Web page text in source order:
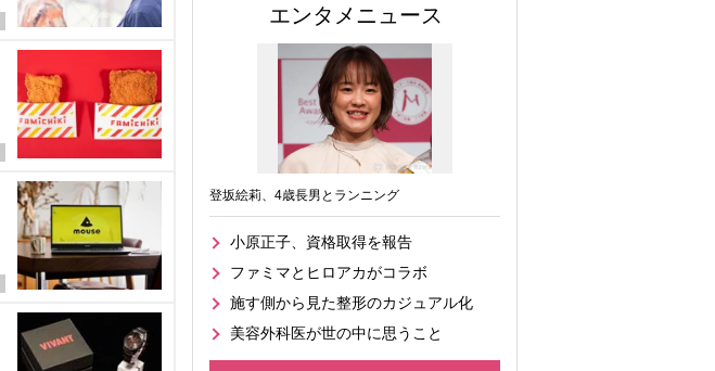
エンタメニュース
登坂絵莉、4歳長男とランニング
小原正子、資格取得を報告
ファミマとヒロアカがコラボ
施す側から見た整形のカジュアル化
美容外科医が世の中に思うこと